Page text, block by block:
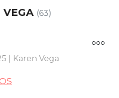
VEGA (63)
| Karen Vega